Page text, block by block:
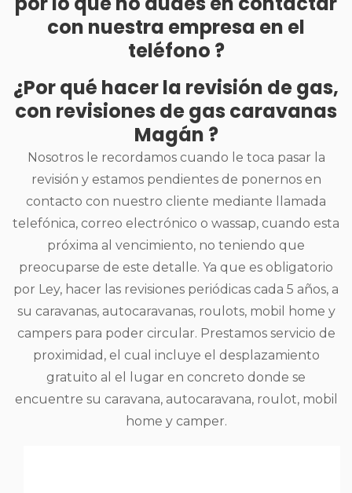
con nuestra empresa en el
teléfono ?
¿Por qué hacer la revisión de gas,
con revisiones de gas caravanas
Magán ?
Nosotros le recordamos cuando le toca pasar la
revisión y estamos pendientes de ponernos en
contacto con nuestro cliente mediante llamada
telefónica, correo electrónico o wassap, cuando esta
próxima al vencimiento, no teniendo que
preocuparse de este detalle. Ya que es obligatorio
por Ley, hacer las revisiones periódicas cada 5 años, a
su caravanas, autocaravanas, roulots, mobil home y
campers para poder circular. Prestamos servicio de
proximidad, el cual incluye el desplazamiento
gratuito al el lugar en concreto donde se
encuentre su caravana, autocaravana, roulot, mobil
home y camper.